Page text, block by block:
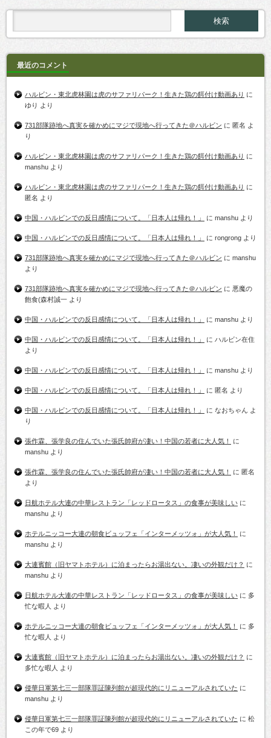
最近のコメント
ハルビン・東北虎林園は虎のサファリパーク！生きた鶏の餌付け動画あり に
ゆり より
731部隊跡地へ真実を確かめにマジで現地へ行ってきた＠ハルビン に 匿名 よ
り
ハルビン・東北虎林園は虎のサファリパーク！生きた鶏の餌付け動画あり に
manshu より
ハルビン・東北虎林園は虎のサファリパーク！生きた鶏の餌付け動画あり に
匿名 より
中国・ハルビンでの反日感情について。「日本人は帰れ！」 に manshu より
中国・ハルビンでの反日感情について。「日本人は帰れ！」 に rongrong より
731部隊跡地へ真実を確かめにマジで現地へ行ってきた＠ハルビン に manshu
より
731部隊跡地へ真実を確かめにマジで現地へ行ってきた＠ハルビン に 悪魔の
飽食(森村誠一 より
中国・ハルビンでの反日感情について。「日本人は帰れ！」 に manshu より
中国・ハルビンでの反日感情について。「日本人は帰れ！」 に ハルビン在住
より
中国・ハルビンでの反日感情について。「日本人は帰れ！」 に manshu より
中国・ハルビンでの反日感情について。「日本人は帰れ！」 に 匿名 より
中国・ハルビンでの反日感情について。「日本人は帰れ！」 に なおちゃん よ
り
張作霖、張学良の住んでいた張氏帥府が凄い！中国の若者に大人気！
に
manshu より
張作霖、張学良の住んでいた張氏帥府が凄い！中国の若者に大人気！ に 匿名
より
日航ホテル大連の中華レストラン「レッドロータス」の食事が美味しい に
manshu より
ホテルニッコー大連の朝食ビュッフェ「インターメッツォ」が大人気！
に
manshu より
大連賓館（旧ヤマトホテル）に泊まったらお湯出ない。凄いの外観だけ？ に
manshu より
日航ホテル大連の中華レストラン「レッドロータス」の食事が美味しい に 多
忙な暇人
より
ホテルニッコー大連の朝食ビュッフェ「インターメッツォ」が大人気！ に 多
忙な暇人
より
大連賓館（旧ヤマトホテル）に泊まったらお湯出ない。凄いの外観だけ？ に
多忙な暇人
より
侵華日軍第七三一部隊罪証陳列館が超現代的にリニューアルされていた に
manshu より
侵華日軍第七三一部隊罪証陳列館が超現代的にリニューアルされていた に 松
この年で69 より